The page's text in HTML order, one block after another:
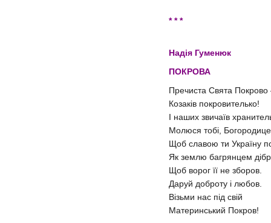
* * *
Надія Гуменюк
ПОКРОВА
Пречиста Свята
Козаків покровителько!
І наших звичаїв
Молюся тобі,
Щоб славою ти Україну
Як землю багрянцем
Щоб ворог її не зборов.
Даруй доброту і любов.
Візьми нас під свій
Материнський Покров!